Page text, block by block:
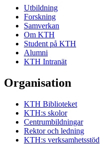
Utbildning
Forskning
Samverkan
Om KTH
Student på KTH
Alumni
KTH Intranät
Organisation
KTH Biblioteket
KTH:s skolor
Centrumbildningar
Rektor och ledning
KTH:s verksamhetsstöd